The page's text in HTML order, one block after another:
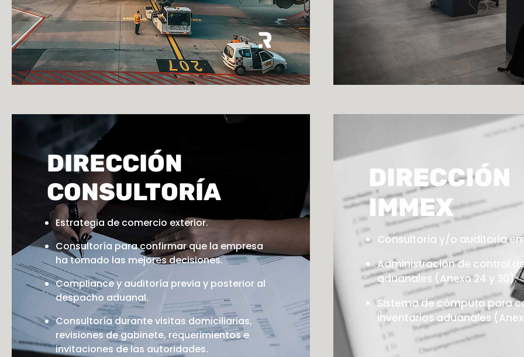
DIRECCIÓN
CONSULTORÍA
Estrategia de comercio exterior.
Consultoría para confirmar que la empresa
ha tomado las mejores decisiones.
Compliance y auditoría previa y posterior al
despacho aduanal.
Consultoría durante visitas domiciliarias,
revisiones de gabinete, requerimientos e
invitaciones de las autoridades.
DIRECCIÓN
IMMEX
Consultoría y/o auditoría
Administración de control
aduanales (Anexo 24 y 30).
Sistema de cómputo para
inventarios aduanales